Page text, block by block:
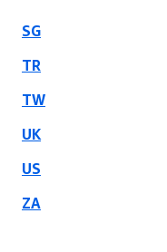
SG
TR
TW
UK
US
ZA